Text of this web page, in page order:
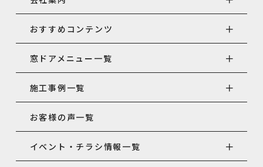
おすすめコンテンツ
窓ドアメニュー一覧
施工事例一覧
お客様の声一覧
イベント・チラシ情報一覧